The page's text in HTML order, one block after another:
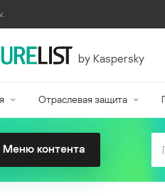
by Kaspersky
Отраслевая защита
Меню контента